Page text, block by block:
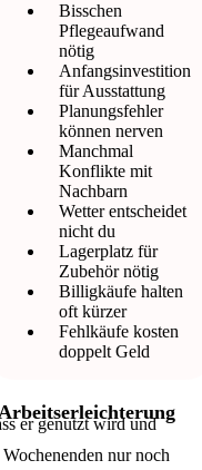
Bisschen
Pflegeaufwand
nötig
Anfangsinvestition
für Ausstattung
Planungsfehler
können nerven
Manchmal
Konflikte mit
Nachbarn
Wetter entscheidet
nicht du
Lagerplatz für
Zubehör nötig
Billigkäufe halten
oft kürzer
Fehlkäufe kosten
doppelt Geld
er genutzt wird und
nur noch